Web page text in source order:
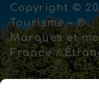
Copyright ©
Tourisme – ®
Marques et
France /